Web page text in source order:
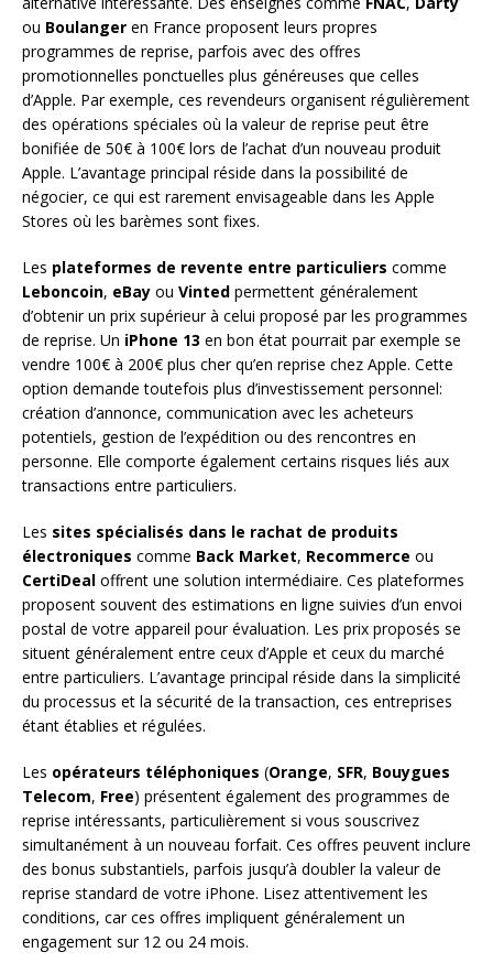
ou Boulanger en France proposent leurs propres
programmes de reprise, parfois avec des offres
promotionnelles ponctuelles plus généreuses que celles
d’Apple. Par exemple, ces revendeurs organisent régulièrement
des opérations spéciales où la valeur de reprise peut être
bonifiée de 50€ à 100€ lors de l’achat d’un nouveau produit
Apple. L’avantage principal réside dans la possibilité de
négocier, ce qui est rarement envisageable dans les Apple
Stores où les barèmes sont fixes.
Les plateformes de revente entre particuliers comme
Leboncoin, eBay ou Vinted permettent généralement
d’obtenir un prix supérieur à celui proposé par les programmes
de reprise. Un iPhone 13 en bon état pourrait par exemple se
vendre 100€ à 200€ plus cher qu’en reprise chez Apple. Cette
option demande toutefois plus d’investissement personnel:
création d’annonce, communication avec les acheteurs
potentiels, gestion de l’expédition ou des rencontres en
personne. Elle comporte également certains risques liés aux
transactions entre particuliers.
Les sites spécialisés dans le rachat de produits
électroniques comme Back Market, Recommerce ou
CertiDeal offrent une solution intermédiaire. Ces plateformes
proposent souvent des estimations en ligne suivies d’un envoi
postal de votre appareil pour évaluation. Les prix proposés se
situent généralement entre ceux d’Apple et ceux du marché
entre particuliers. L’avantage principal réside dans la simplicité
du processus et la sécurité de la transaction, ces entreprises
étant établies et régulées.
Les opérateurs téléphoniques (Orange, SFR, Bouygues
Telecom, Free) présentent également des programmes de
reprise intéressants, particulièrement si vous souscrivez
simultanément à un nouveau forfait. Ces offres peuvent inclure
des bonus substantiels, parfois jusqu’à doubler la valeur de
reprise standard de votre iPhone. Lisez attentivement les
conditions, car ces offres impliquent généralement un
engagement sur 12 ou 24 mois.